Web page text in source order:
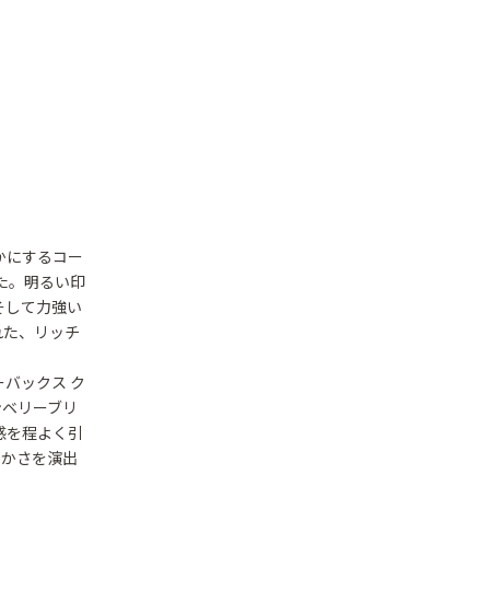
するコー
。明るい印
て力強い
、リッチ
ックス ク
リーブリ
程よく引
さを演出